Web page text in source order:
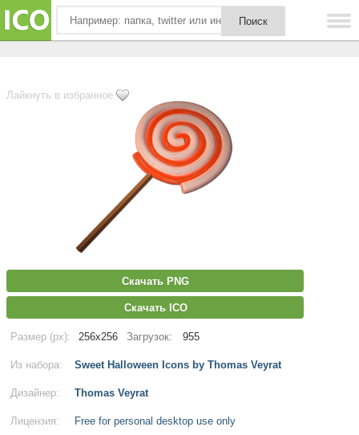
Лайкнуть в избранное
Скачать PNG
Скачать ICO
Размер (px): 256x256 Загрузок: 955
Из набора: Sweet Halloween Icons by Thomas Veyrat
Дизайнер: Thomas Veyrat
Лицензия: Free for personal desktop use only